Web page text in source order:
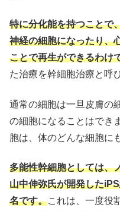
特に分化能を持つことで
神経の細胞になったり、
ことで再生ができるわけ
た治療を幹細胞治療と呼
通常の細胞は一旦皮膚の
の細胞になることはでき
胞は、体のどんな細胞に
多能性幹細胞としては、
山中伸弥氏が開発した
名です。これは、一度役